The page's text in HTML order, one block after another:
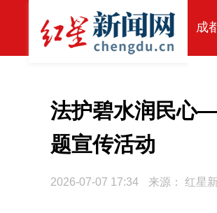
成
法护碧水润民心
题宣传活动
2026-07-07 17:34 来源： 红星